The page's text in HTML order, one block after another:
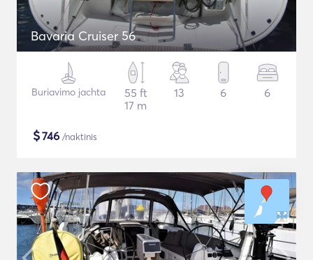
Bavaria Cruiser 56
Buriavimo jachta
55 ft
17 m
13 6 6
$746 /naktinis